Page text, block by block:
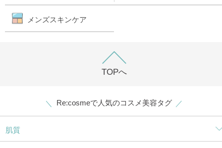
メンズスキンケア
TOPへ
Re:cosmeで人気のコスメ美容タグ
肌質